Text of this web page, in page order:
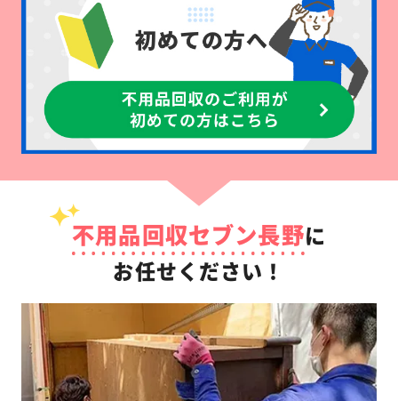
不用品回収セブン長野に
お任せください！